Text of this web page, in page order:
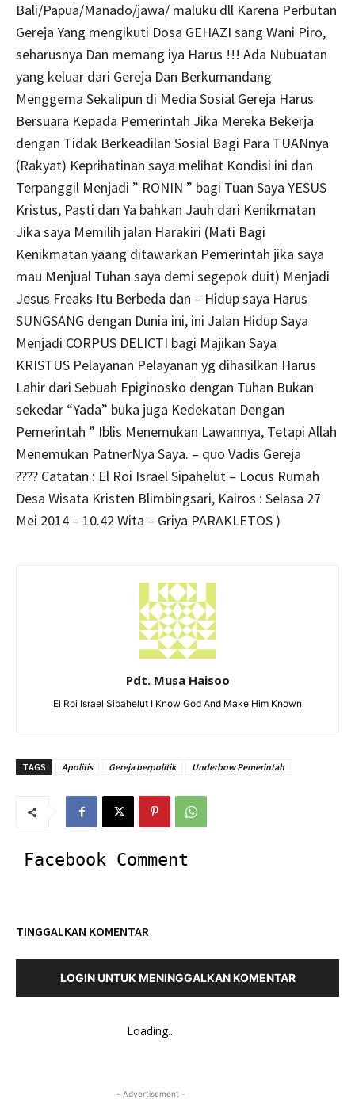
Bali/Papua/Manado/jawa/ maluku dll Karena Perbutan
Gereja Yang mengikuti Dosa GEHAZI sang Wani Piro,
seharusnya Dan memang iya Harus !!! Ada Nubuatan
yang keluar dari Gereja Dan Berkumandang
Menggema Sekalipun di Media Sosial Gereja Harus
Bersuara Kepada Pemerintah Jika Mereka Bekerja
dengan Tidak Berkeadilan Sosial Bagi Para TUANnya
(Rakyat) Keprihatinan saya melihat Kondisi ini dan
Terpanggil Menjadi ” RONIN ” bagi Tuan Saya YESUS
Kristus, Pasti dan Ya bahkan Jauh dari Kenikmatan
Jika saya Memilih jalan Harakiri (Mati Bagi
Kenikmatan yaang ditawarkan Pemerintah jika saya
mau Menjual Tuhan saya demi segepok duit) Menjadi
Jesus Freaks Itu Berbeda dan – Hidup saya Harus
SUNGSANG dengan Dunia ini, ini Jalan Hidup Saya
Menjadi CORPUS DELICTI bagi Majikan Saya
KRISTUS Pelayanan Pelayanan yg dihasilkan Harus
Lahir dari Sebuah Epiginosko dengan Tuhan Bukan
sekedar “Yada” buka juga Kedekatan Dengan
Pemerintah ” Iblis Menemukan Lawannya, Tetapi Allah
Menemukan PatnerNya Saya. – quo Vadis Gereja
???? Catatan : El Roi Israel Sipahelut – Locus Rumah
Desa Wisata Kristen Blimbingsari, Kairos : Selasa 27
Mei 2014 – 10.42 Wita – Griya PARAKLETOS )
Pdt. Musa Haisoo
El Roi Israel Sipahelut I Know God And Make Him Known
TAGS Apolitis Gereja berpolitik Underbow Pemerintah
Facebook Comment
TINGGALKAN KOMENTAR
LOGIN UNTUK MENINGGALKAN KOMENTAR
Loading...
- Advertisement -